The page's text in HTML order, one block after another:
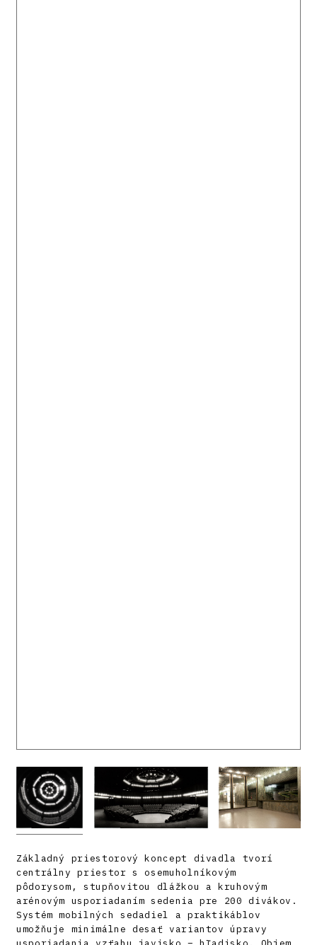
Základný priestorový koncept divadla tvorí
centrálny priestor s osemuholníkovým
pôdorysom, stupňovitou dlážkou a kruhovým
arénovým usporiadaním sedenia pre 200 divákov.
Systém mobilných sedadiel a praktikáblov
umožňuje minimálne desať variantov úpravy